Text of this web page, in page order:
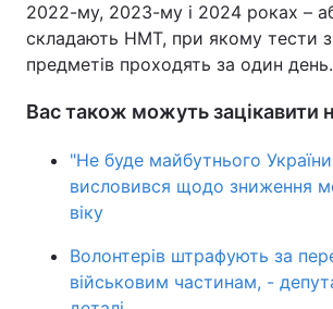
2022-му, 2023-му і 2024 роках –
складають НМТ, при якому тести з
предметів проходять за один день.
Вас також можуть зацікавити
"Не буде майбутнього
висловився щодо зниження
віку
Волонтерів штрафують за
військовим частинам, -